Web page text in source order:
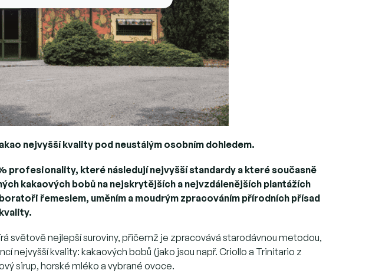
nejvyšší kvality pod neustálým osobním dohledem.
profesionality, které následují nejvyšší standardy a které současně
kakaových bobů na nejskrytějších a nejvzdálenějších plantážích
řemeslem, uměním a moudrým zpracováním přírodních přísad
světově nejlepší suroviny, přičemž je zpracovává starodávnou metodou,
nejvyšší kvality: kakaových bobů (jako jsou např. Criollo a Trinitario z
sirup, horské mléko a vybrané ovoce.